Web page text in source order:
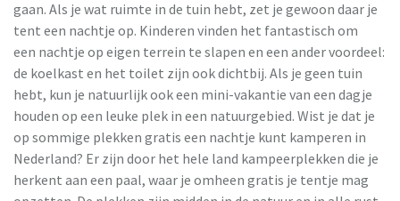
gaan. Als je wat ruimte in de tuin hebt, zet je gewoon daar je
tent een nachtje op. Kinderen vinden het fantastisch om
een nachtje op eigen terrein te slapen en een ander voordeel:
de koelkast en het toilet zijn ook dichtbij. Als je geen tuin
hebt, kun je natuurlijk ook een mini-vakantie van een dagje
houden op een leuke plek in een natuurgebied. Wist je dat je
op sommige plekken gratis een nachtje kunt kamperen in
Nederland? Er zijn door het hele land kampeerplekken die je
herkent aan een paal, waar je omheen gratis je tentje mag